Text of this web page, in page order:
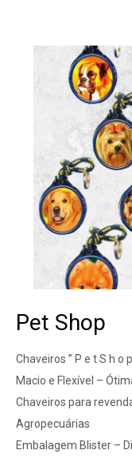
Pet Shop
Chaveiros ” P e t S h o
Macio e Flexível –
Chaveiros para
Agropecuárias
Embalagem Blister –